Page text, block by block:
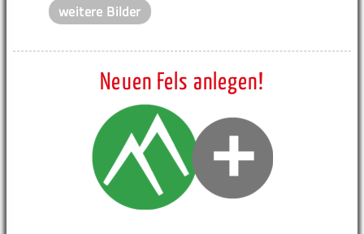
weitere Bilder
Neuen Fels anlegen!